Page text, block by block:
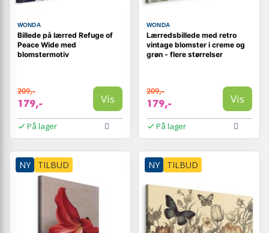
WONDA
Billede på lærred Refuge of
Peace Wide med
blomstermotiv
209,-
179,- Vis
På lager
WONDA
Lærredsbillede med retro
vintage blomster i creme og
grøn - flere størrelser
209,-
179,- Vis
På lager
NY TILBUD NY TILBUD